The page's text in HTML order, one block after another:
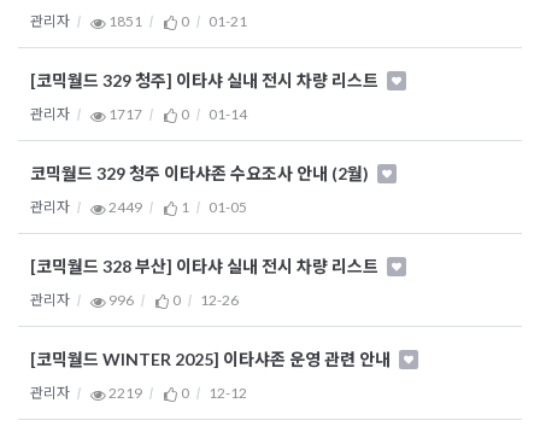
관리자 1851 0 01-21
[코믹월드 329 청주] 이타샤 실내 전시 차량 리스트
관리자 1717 0 01-14
코믹월드 329 청주 이타샤존 수요조사 안내 (2월)
관리자 2449 1 01-05
[코믹월드 328 부산] 이타샤 실내 전시 차량 리스트
관리자 996 0 12-26
[코믹월드 WINTER 2025] 이타샤존 운영 관련 안내
관리자 2219 0 12-12